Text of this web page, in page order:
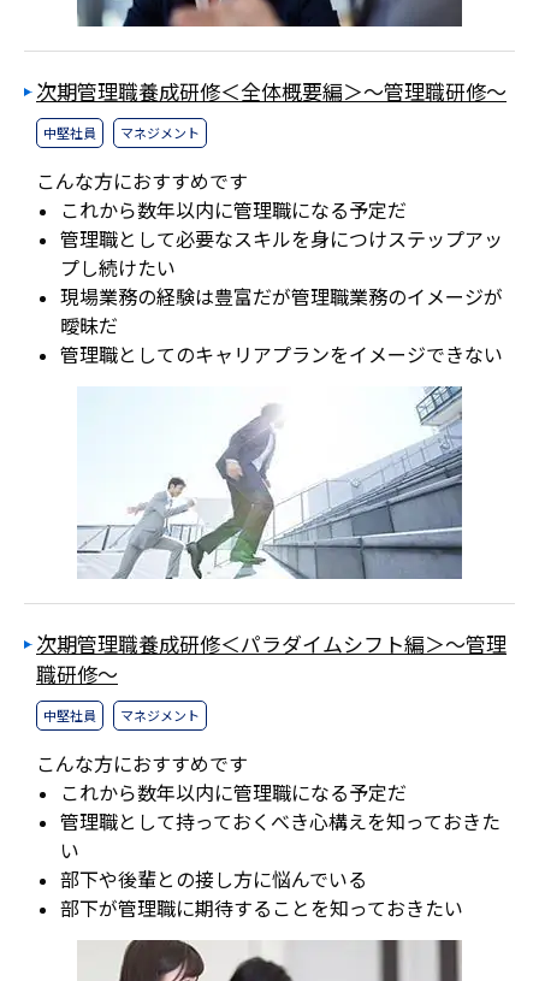
次期管理職養成研修＜全体概要編＞～管理職研修～
中堅社員 マネジメント
こんな方におすすめです
これから数年以内に管理職になる予定だ
管理職として必要なスキルを身につけステップアッ
プし続けたい
現場業務の経験は豊富だが管理職業務のイメージが
曖昧だ
管理職としてのキャリアプランをイメージできない
次期管理職養成研修＜パラダイムシフト編＞～管理
職研修～
中堅社員 マネジメント
こんな方におすすめです
これから数年以内に管理職になる予定だ
管理職として持っておくべき心構えを知っておきた
い
部下や後輩との接し方に悩んでいる
部下が管理職に期待することを知っておきたい